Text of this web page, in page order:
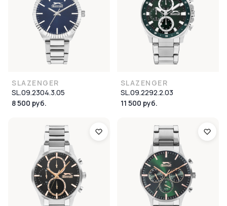
SLAZENGER
SL.09.2304.3.05
8 500 руб.
SLAZENGER
SL.09.2292.2.03
11 500 руб.